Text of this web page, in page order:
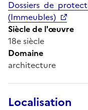
Dossiers de
(Immeubles)
Siècle de l'œuvre
18e siècle
Domaine
architecture
Localisation